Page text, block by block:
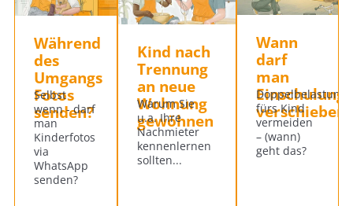
Während
des
Umgangs
Fotos
senden?
Selbst
wenn - darf
man
Kinderfotos
via
WhatsApp
senden?
Kind nach
Trennung
an neue
Wohnung
gewöhnen
Warum Sie
u.a. Ihre
Nachmieter
kennenlernen
sollten...
Wann
darf
man
Einschulung
verschieben?
Doppelbelastung
fürs Kind
vermeiden
– (wann)
geht das?